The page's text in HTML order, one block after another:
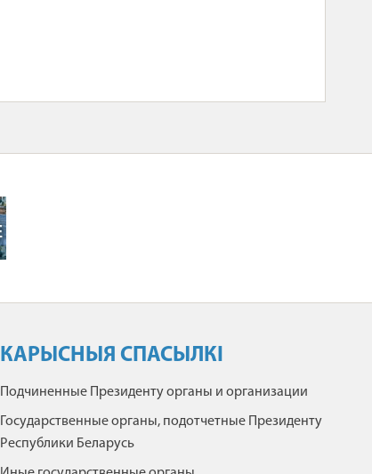
КАРЫСНЫЯ СПАСЫЛКІ
Подчиненные Президенту органы и организации
Государственные органы, подотчетные Президенту
Республики Беларусь